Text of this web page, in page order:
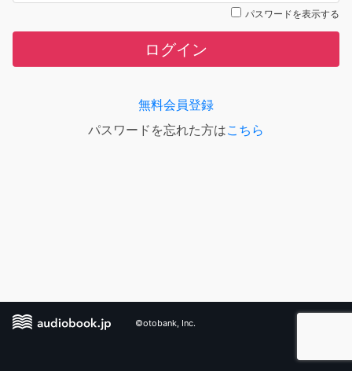
パスワードを表示する
ログイン
無料会員登録
パスワードを忘れた方はこちら
©otobank, Inc.